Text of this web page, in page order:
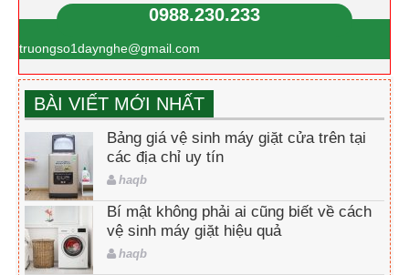
0988.230.233
truongso1daynghe@gmail.com
BÀI VIẾT MỚI NHẤT
Bảng giá vệ sinh máy giặt cửa trên tại
các địa chỉ uy tín
haqb
Bí mật không phải ai cũng biết về cách
vệ sinh máy giặt hiệu quả
haqb